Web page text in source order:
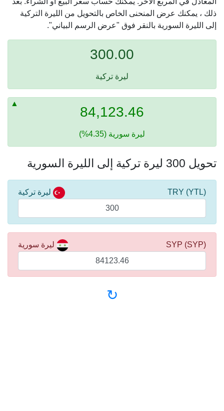
ذلك ، يمكنك عرض المنحنى الخاص بالتحويل من الليرة التركية
إلى الليرة السورية بالنقر فوق "عرض الرسم البياني".
300.00
ليرة تركية
84,123.46
ليرة سورية (4.35%)
تحويل 300 ليرة تركية إلى الليرة السورية
ليرة تركية (YTL) TRY
ليرة سورية (SYP) SYP
↻